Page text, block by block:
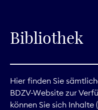
Service
Bibliothek
Hier finden Sie
BDZV-Website zur
können Sie sich